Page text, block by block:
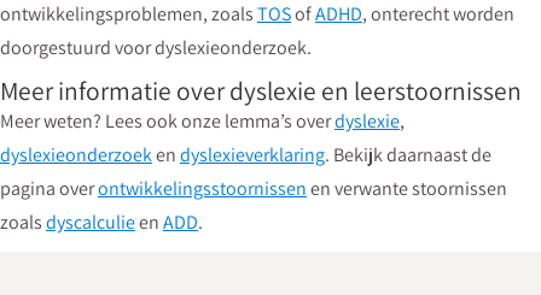
ontwikkelingsproblemen, zoalsTOSofADHD, onterecht worden
doorgestuurd voor dyslexieonderzoek.
Meer informatie over dyslexie en leerstoornissen
Meer weten? Lees ook onze lemma’s overdyslexie,
dyslexieonderzoekendyslexieverklaring. Bekijk daarnaast de
pagina overontwikkelingsstoornissenen verwante stoornissen
zoalsdyscalculieenADD.